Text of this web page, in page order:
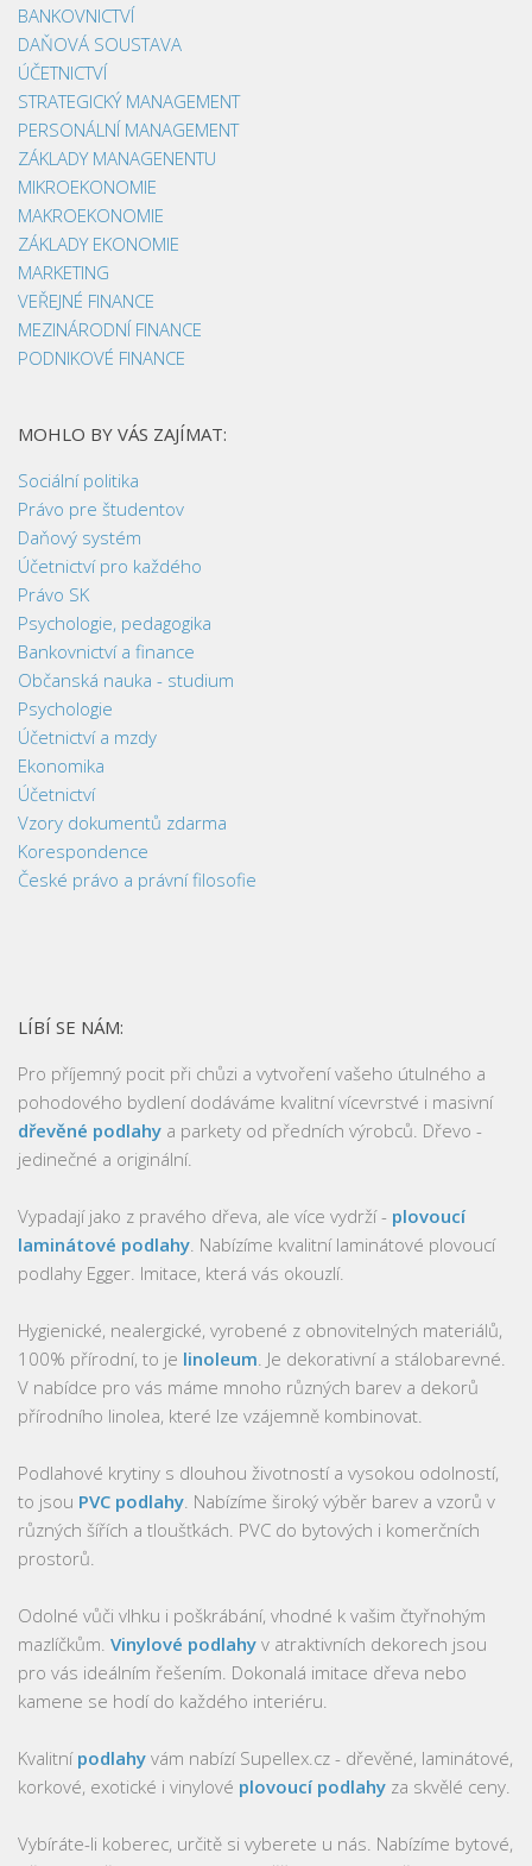
BANKOVNICTVÍ
DAŇOVÁ SOUSTAVA
ÚČETNICTVÍ
STRATEGICKÝ MANAGEMENT
PERSONÁLNÍ MANAGEMENT
ZÁKLADY MANAGENENTU
MIKROEKONOMIE
MAKROEKONOMIE
ZÁKLADY EKONOMIE
MARKETING
VEŘEJNÉ FINANCE
MEZINÁRODNÍ FINANCE
PODNIKOVÉ FINANCE
MOHLO BY VÁS ZAJÍMAT:
Sociální politika
Právo pre študentov
Daňový systém
Účetnictví pro každého
Právo SK
Psychologie, pedagogika
Bankovnictví a finance
Občanská nauka - studium
Psychologie
Účetnictví a mzdy
Ekonomika
Účetnictví
Vzory dokumentů zdarma
Korespondence
České právo a právní filosofie
LÍBÍ SE NÁM:
Pro příjemný pocit při chůzi a vytvoření vašeho útulného a
pohodového bydlení dodáváme kvalitní vícevrstvé i masivní
dřevěné podlahy a parkety od předních výrobců. Dřevo -
jedinečné a originální.
Vypadají jako z pravého dřeva, ale více vydrží - plovoucí
laminátové podlahy . Nabízíme kvalitní laminátové plovoucí
podlahy Egger. Imitace, která vás okouzlí.
Hygienické, nealergické, vyrobené z obnovitelných materiálů,
100% přírodní, to je linoleum . Je dekorativní a stálobarevné.
V nabídce pro vás máme mnoho různých barev a dekorů
přírodního linolea, které lze vzájemně kombinovat.
Podlahové krytiny s dlouhou životností a vysokou odolností,
to jsou PVC podlahy . Nabízíme široký výběr barev a vzorů v
různých šířích a tloušťkách. PVC do bytových i komerčních
prostorů.
Odolné vůči vlhku i poškrábání, vhodné k vašim čtyřnohým
mazlíčkům. Vinylové podlahy v atraktivních dekorech jsou
pro vás ideálním řešením. Dokonalá imitace dřeva nebo
kamene se hodí do každého interiéru.
Kvalitní podlahy vám nabízí Supellex.cz - dřevěné, laminátové,
korkové, exotické i vinylové plovoucí podlahy za skvělé ceny.
Vybíráte-li koberec, určitě si vyberete u nás. Nabízíme bytové,